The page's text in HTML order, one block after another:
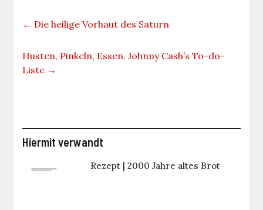
← Die heilige Vorhaut des Saturn
Husten, Pinkeln, Essen. Johnny Cash’s To-do-
Liste →
Hiermit verwandt
Rezept | 2000 Jahre altes Brot